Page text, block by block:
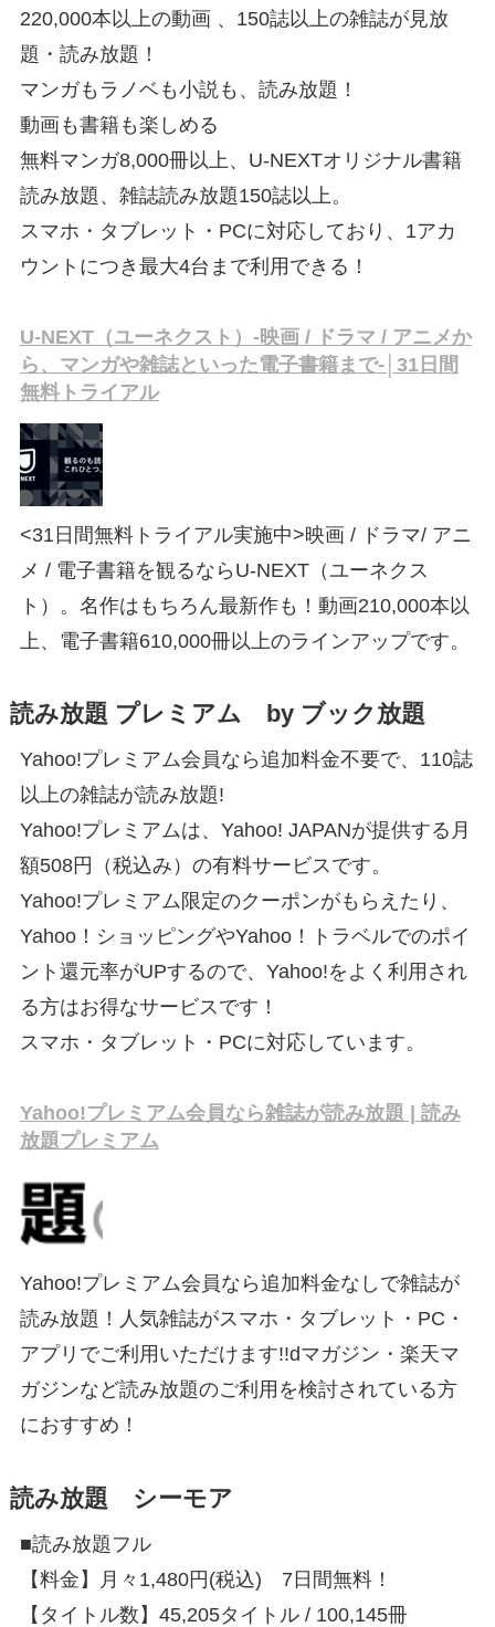
220,000本以上の動画 、150誌以上の雑誌が見放
題・読み放題！
マンガもラノベも小説も、読み放題！
動画も書籍も楽しめる
無料マンガ8,000冊以上、U-NEXTオリジナル書籍
読み放題、雑誌読み放題150誌以上。
スマホ・タブレット・PCに対応しており、1アカ
ウントにつき最大4台まで利用できる！
U-NEXT（ユーネクスト）-映画 / ドラマ / アニメか
ら、マンガや雑誌といった電子書籍まで-│31日間
無料トライアル
<31日間無料トライアル実施中>映画 / ドラマ/ アニ
メ / 電子書籍を観るならU-NEXT（ユーネクス
ト）。名作はもちろん最新作も！動画210,000本以
上、電子書籍610,000冊以上のラインアップです。
読み放題 プレミアム by ブック放題
Yahoo!プレミアム会員なら追加料金不要で、110誌
以上の雑誌が読み放題!
Yahoo!プレミアムは、Yahoo! JAPANが提供する月
額508円（税込み）の有料サービスです。
Yahoo!プレミアム限定のクーポンがもらえたり、
Yahoo！ショッピングやYahoo！トラベルでのポイ
ント還元率がUPするので、Yahoo!をよく利用され
る方はお得なサービスです！
スマホ・タブレット・PCに対応しています。
Yahoo!プレミアム会員なら雑誌が読み放題 | 読み
放題プレミアム
Yahoo!プレミアム会員なら追加料金なしで雑誌が
読み放題！人気雑誌がスマホ・タブレット・PC・
アプリでご利用いただけます!!dマガジン・楽天マ
ガジンなど読み放題のご利用を検討されている方
におすすめ！
読み放題 シーモア
■読み放題フル
【料金】月々1,480円(税込) 7日間無料！
【タイトル数】45,205タイトル / 100,145冊